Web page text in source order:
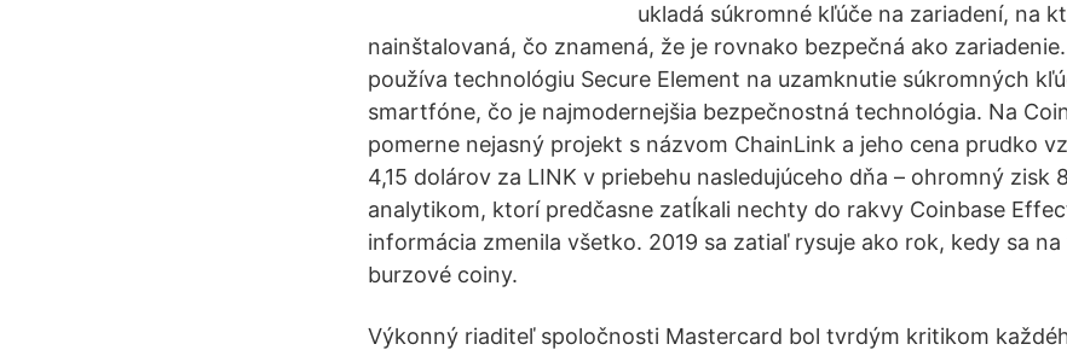
ukladá súkromné kľúče na zariadení, na
nainštalovaná, čo znamená, že je rovnako bezpečná ako
používa technológiu Secure Element na uzamknutie súkromných
smartfóne, čo je najmodernejšia bezpečnostná technológia. Na
pomerne nejasný projekt s názvom ChainLink a jeho cena prudko
4,15 dolárov za LINK v priebehu nasledujúceho dňa – ohromný zisk
analytikom, ktorí predčasne zatĺkali nechty do rakvy Coinbase
informácia zmenila všetko. 2019 sa zatiaľ rysuje ako rok, kedy sa
burzové coiny.
Výkonný riaditeľ spoločnosti Mastercard bol tvrdým kritikom